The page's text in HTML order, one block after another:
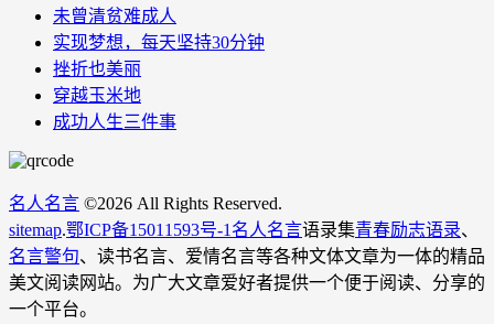
未曾清贫难成人
实现梦想，每天坚持30分钟
挫折也美丽
穿越玉米地
成功人生三件事
名人名言 ©2026 All Rights Reserved.
sitemap.鄂ICP备15011593号-1 名人名言语录集青春励志语录、
名言警句、读书名言、爱情名言等各种文体文章为一体的精品
美文阅读网站。为广大文章爱好者提供一个便于阅读、分享的
一个平台。